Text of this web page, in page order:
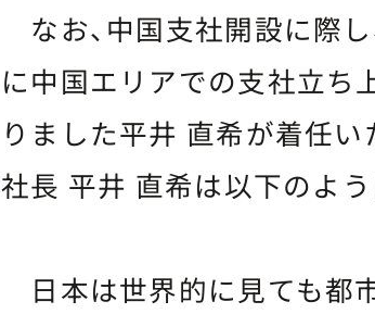
なお、中国支社開設に際
に中国エリアでの支社立ち
りました平井 直希が着任い
社長 平井 直希は以下のよ
日本は世界的に見ても都